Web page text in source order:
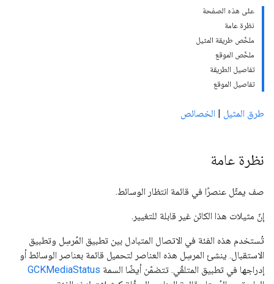
على هذه الصفحة
نظرة عامة
ملخّص طريقة المثيل
ملخّص الموقع
تفاصيل الطريقة
تفاصيل الموقع
طرق المثيل | الخصائص
نظرة عامة
صف يمثّل عنصرًا في قائمة انتظار الوسائط.
إنّ مثيلات هذا الكائن غير قابلة للتغيير.
تُستخدم هذه الفئة في الاتصال المتبادل بين تطبيق المُرسِل وتطبيق
الاستقبال. ينشئ المرسِل هذه العناصر لتحميل قائمة بعناصر الوسائط أو
إدراجها في تطبيق المتلقّي. تتضمّن أيضًا السمة GCKMediaStatus